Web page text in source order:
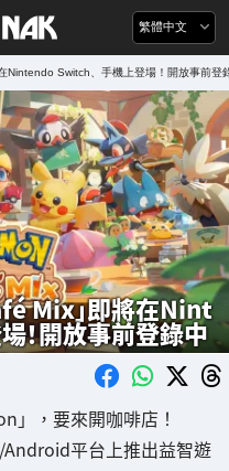
繁體中文
Nintendo Switch、手機上登場！開放事前登
Mix」即將在Nint
！開放事前登錄中
」，要來開咖啡店！
平台上推出益智遊